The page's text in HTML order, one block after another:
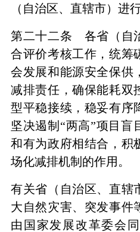
（自治区、直辖市）进
第二十二条 各省（自
合评价考核工作，统筹
会发展和能源安全保供
减排责任，确保能耗双
型平稳接续，稳妥有序
坚决遏制“两高”项目盲
和有为政府相结合，积
场化减排机制的作用。
有关省（自治区、直辖
大自然灾害、突发事件
由国家发展改革委会